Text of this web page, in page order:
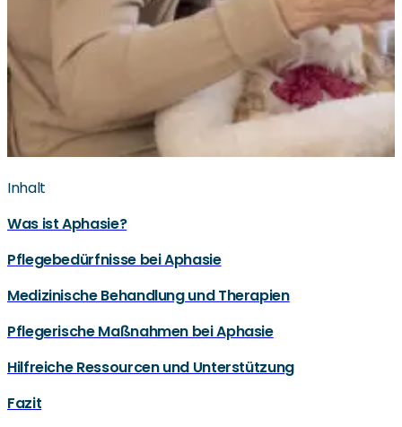
Inhalt
Was ist Aphasie?
Pflegebedürfnisse bei Aphasie
Medizinische Behandlung und Therapien
Pflegerische Maßnahmen bei Aphasie
Hilfreiche Ressourcen und Unterstützung
Fazit